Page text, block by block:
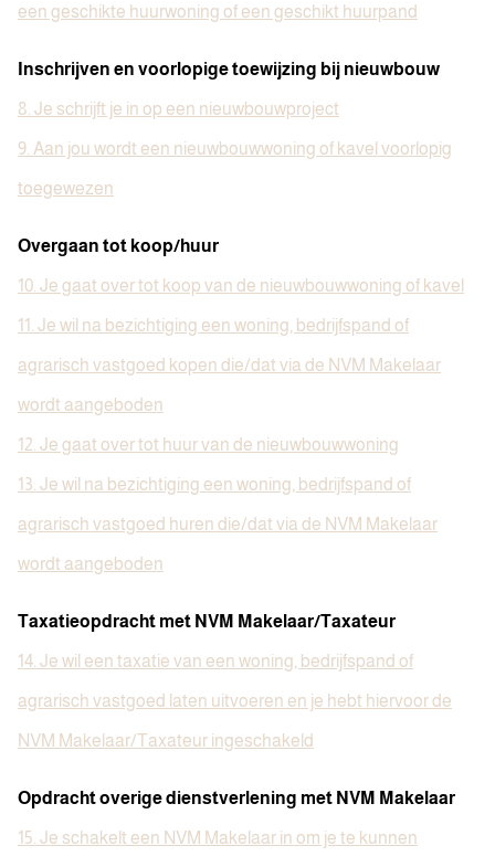
een geschikte huurwoning of een geschikt huurpand
Inschrijven en voorlopige toewijzing bij nieuwbouw
8. Je schrijft je in op een nieuwbouwproject
9. Aan jou wordt een nieuwbouwwoning of kavel voorlopig
toegewezen
Overgaan tot koop/huur
10. Je gaat over tot koop van de nieuwbouwwoning of kavel
11. Je wil na bezichtiging een woning, bedrijfspand of
agrarisch vastgoed kopen die/dat via de NVM Makelaar
wordt aangeboden
12. Je gaat over tot huur van de nieuwbouwwoning
13. Je wil na bezichtiging een woning, bedrijfspand of
agrarisch vastgoed huren die/dat via de NVM Makelaar
wordt aangeboden
Taxatieopdracht met NVM Makelaar/Taxateur
14. Je wil een taxatie van een woning, bedrijfspand of
agrarisch vastgoed laten uitvoeren en je hebt hiervoor de
NVM Makelaar/Taxateur ingeschakeld
Opdracht overige dienstverlening met NVM Makelaar
15. Je schakelt een NVM Makelaar in om je te kunnen